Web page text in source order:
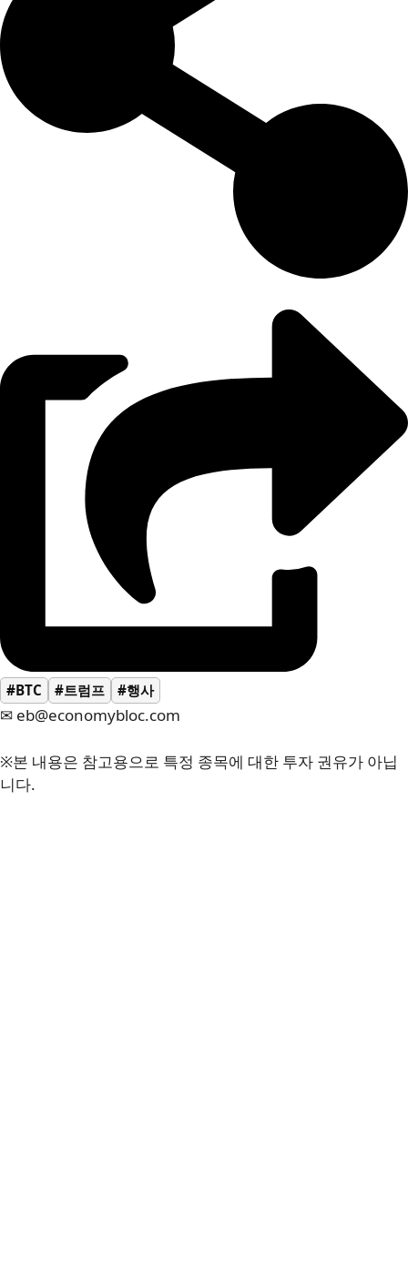
#BTC #트럼프 #행사
✉ eb@economybloc.com
※본 내용은 참고용으로 특정 종목에 대한 투자 권유가 아닙
니다.